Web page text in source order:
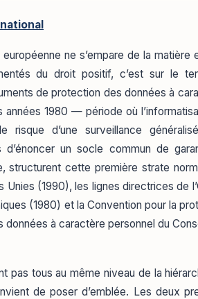
ne s’empare de la matière
du droit positif, c’est sur le
de protection des données à
1980 — période où
risque d’une surveillance
d’énoncer un socle commun de
structurent cette première strate
Unies (1990), les lignes directrices de
(1980) et la Convention pour la
à caractère personnel du
pas tous au même niveau de la
de poser d’emblée. Les deux